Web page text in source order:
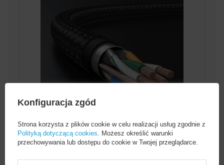
Konfiguracja zgód
Strona korzysta z plików cookie w celu realizacji usług zgodnie z
Polityką dotyczącą cookies . Możesz określić warunki
przechowywania lub dostępu do cookie w Twojej przeglądarce.